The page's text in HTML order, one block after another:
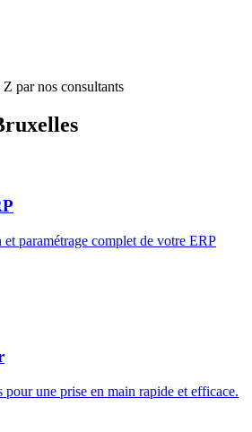
par nos consultants
paramétrage complet de votre ERP
une prise en main rapide et efficace.